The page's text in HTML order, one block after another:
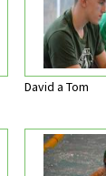
David a Tom